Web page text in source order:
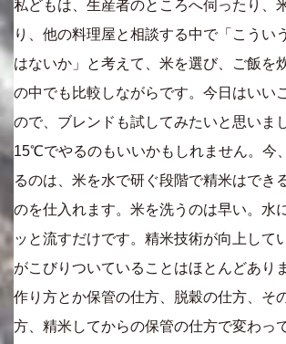
私どもは、生産者のところへ伺ったり、
り、他の料理屋と相談する中で「こうい
はないか」と考えて、米を選び、ご飯を
の中でも比較しながらです。今日はいい
ので、ブレンドも試してみたいと思いま
15℃でやるのもいいかもしれません。今
るのは、米を水で研ぐ段階で精米はでき
のを仕入れます。米を洗うのは早い。水
ッと流すだけです。精米技術が向上して
がこびりついていることはほとんどあり
作り方とか保管の仕方、脱穀の仕方、そ
方、精米してからの保管の仕方で変わっ